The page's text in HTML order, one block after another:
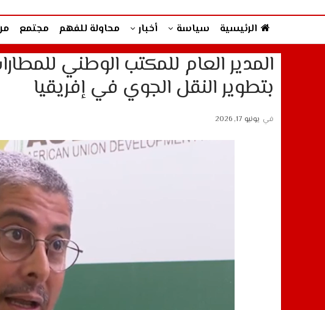
الرئيسية سياسة أخبار محاولة للفهم مجتمع
المدير العام للمكتب الوطني
بتطوير النقل الجوي في إفريقيا
في يونيو 17, 2026